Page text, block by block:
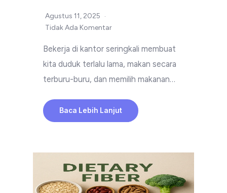
Agustus 11, 2025
Tidak Ada Komentar
Bekerja di kantor seringkali membuat
kita duduk terlalu lama, makan secara
terburu-buru, dan memilih makanan…
Baca Lebih Lanjut